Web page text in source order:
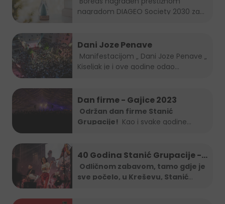
nagradom DIAGEO Society 2030 za...
Dani Joze Penave
Kiseljak je i ove godine odao...
Dan firme - Gajice 2023
Održan dan firme Stanić
Grupacije!
40 Godina Stanić Grupacije -
koncert Severine
Odličnom zabavom, tamo gdje je
sve počelo, u Kreševu, Stanić